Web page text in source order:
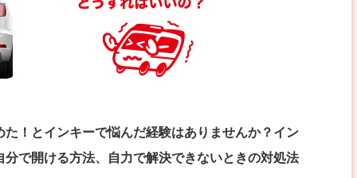
！とインキーで悩んだ経験はありませんか？イン
で開ける方法、自力で解決できないときの対処法